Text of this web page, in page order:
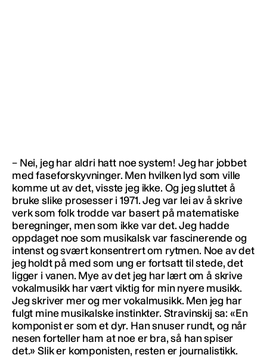
– Nei, jeg har aldri hatt noe system! Jeg har jobbet
med faseforskyvninger. Men hvilken lyd som ville
komme ut av det, visste jeg ikke. Og jeg sluttet å
bruke slike prosesser i 1971. Jeg var lei av å skrive
verk som folk trodde var basert på matematiske
beregninger, men som ikke var det. Jeg hadde
oppdaget noe som musikalsk var fascinerende og
intenst og svært konsentrert om rytmen. Noe av det
jeg holdt på med som ung er fortsatt til stede, det
ligger i vanen. Mye av det jeg har lært om å skrive
vokalmusikk har vært viktig for min nyere musikk.
Jeg skriver mer og mer vokalmusikk. Men jeg har
fulgt mine musikalske instinkter. Stravinskij sa: «En
komponist er som et dyr. Han snuser rundt, og når
nesen forteller ham at noe er bra, så han spiser
det.» Slik er komponisten, resten er journalistikk.